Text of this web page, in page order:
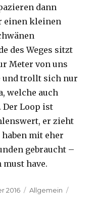
dann
einen kleinen
des Weges sitzt
Meter von uns
und trollt sich nur
welche auch
Der Loop ist
er zieht
mit eher
gebraucht –
have.
2016 Kategorien
Allgemein